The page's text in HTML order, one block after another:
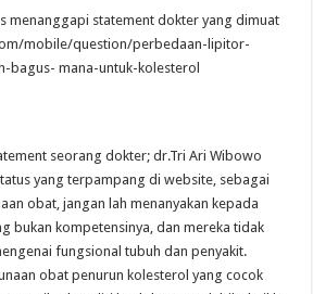
menanggapi statement dokter yang dimuat
mobile/question/perbedaan-lipitor-
bagus- mana-untuk-kolesterol
seorang dokter; dr.Tri Ari Wibowo
yang terpampang di website, sebagai
obat, jangan lah menanyakan kepada
bukan kompetensinya, dan mereka tidak
fungsional tubuh dan penyakit.
obat penurun kolesterol yang cocok